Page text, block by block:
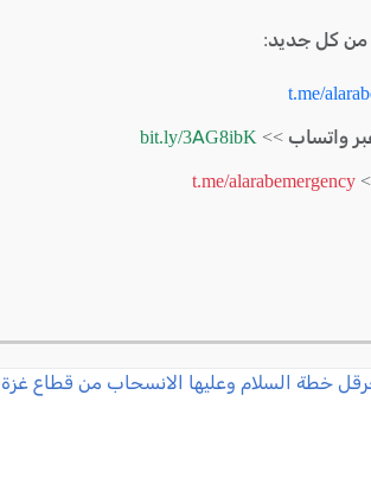
من كل جديد:
t.me/
واتساب >> bit.ly/3AG8ibK
t.me/alarabemergency